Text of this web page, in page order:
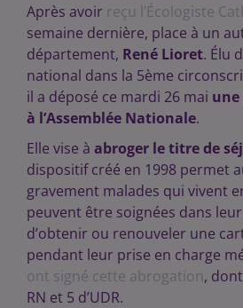
Après avoir reçu l’Écologiste
semaine dernière, place à un
département, René Lioret. Élu
national dans la 5ème
il a déposé ce mardi 26 mai
à l’Assemblée Nationale.
Elle vise à abroger le titre de
dispositif créé en 1998 permet
gravement malades qui vivent
peuvent être soignées dans
d’obtenir ou renouveler une
pendant leur prise en charge
ont signé cette abrogation,
RN et 5 d’UDR.